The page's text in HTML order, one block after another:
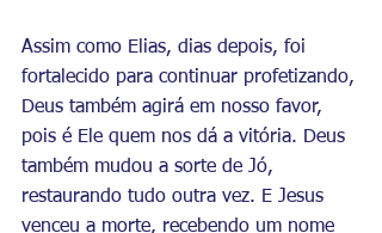
Assim como Elias, dias depois, foi
fortalecido para continuar profetizando,
Deus também agirá em nosso favor,
pois é Ele quem nos dá a vitória. Deus
também mudou a sorte de Jó,
restaurando tudo outra vez. E Jesus
venceu a morte, recebendo um nome